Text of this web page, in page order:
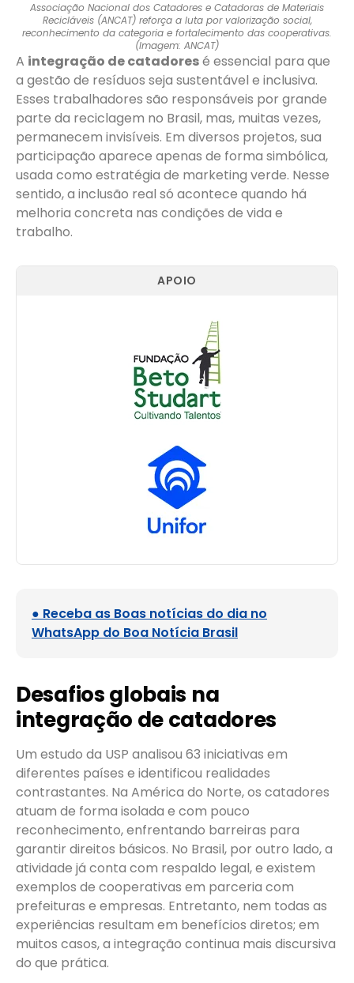
Associação Nacional dos Catadores e Catadoras de Materiais
Recicláveis (ANCAT) reforça a luta por valorização social,
reconhecimento da categoria e fortalecimento das cooperativas.
(Imagem: ANCAT)
A integração de catadoresé essencial para que
a gestão de resíduos seja sustentável e inclusiva.
Esses trabalhadores são responsáveis por grande
parte da reciclagem no Brasil, mas, muitas vezes,
permanecem invisíveis. Em diversos projetos, sua
participação aparece apenas de forma simbólica,
usada como estratégia de marketing verde. Nesse
sentido, a inclusão real só acontece quando há
melhoria concreta nas condições de vida e
trabalho.
APOIO
● Receba as Boas notícias do dia no
WhatsApp do Boa Notícia Brasil
Desafios globais na
integração de catadores
Um estudo da USP analisou 63 iniciativas em
diferentes países e identificou realidades
contrastantes. Na América do Norte, os catadores
atuam de forma isolada e com pouco
reconhecimento, enfrentando barreiras para
garantir direitos básicos. No Brasil, por outro lado, a
atividade já conta com respaldo legal, e existem
exemplos de cooperativas em parceria com
prefeituras e empresas. Entretanto, nem todas as
experiências resultam em benefícios diretos; em
muitos casos, a integração continua mais discursiva
do que prática.